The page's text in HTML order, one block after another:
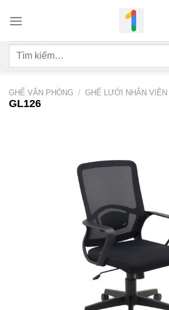
qua
dung
Tìm
GHẾ VĂN PHÒNG / GHẾ LƯỚI NHÂN VIÊN
GL126